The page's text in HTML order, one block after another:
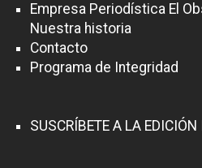
Empresa Periodística El
Nuestra historia
Contacto
Programa de Integridad
SUSCRÍBETE A LA